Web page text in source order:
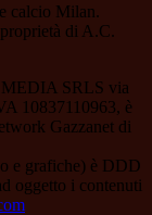
calcio Milan.
di A.C.
SRLS via
10837110963, è
Gazzanet di
e grafiche) è DDD
oggetto i contenuti